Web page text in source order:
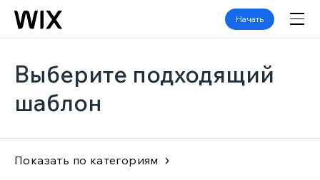
Начать
Выберите подходящий
шаблон
Показать по категориям